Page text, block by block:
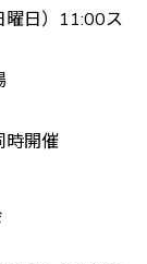
曜日）11:00ス
時開催